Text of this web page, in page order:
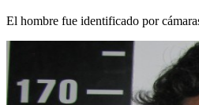
El hombre fue identificado por